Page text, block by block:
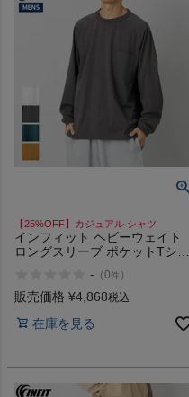
【25%OFF】カジュアル シャツ
インフィット ヘビーウェイト
ロングスリーブ ポケットTシャ
- （0件 ）
販売価格 ¥4,868税込
在庫を見る